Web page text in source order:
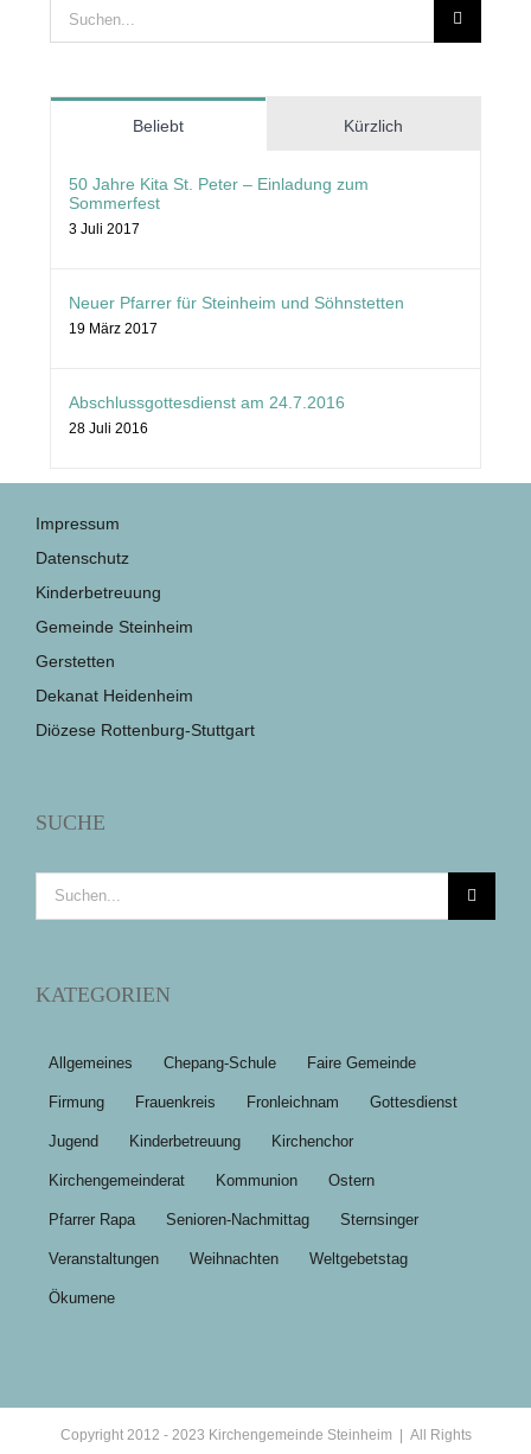
Suche
nach:
Beliebt Kürzlich
50 Jahre Kita St. Peter – Einladung zum
Sommerfest
3 Juli 2017
Neuer Pfarrer für Steinheim und Söhnstetten
19 März 2017
Abschlussgottesdienst am 24.7.2016
28 Juli 2016
Impressum
Datenschutz
Kinderbetreuung
Gemeinde Steinheim
Gerstetten
Dekanat Heidenheim
Diözese Rottenburg-Stuttgart
SUCHE
Suche
nach:
KATEGORIEN
Allgemeines Chepang-Schule Faire Gemeinde
Firmung Frauenkreis Fronleichnam Gottesdienst
Jugend Kinderbetreuung Kirchenchor
Kirchengemeinderat Kommunion Ostern
Pfarrer Rapa Senioren-Nachmittag Sternsinger
Veranstaltungen Weihnachten Weltgebetstag
Ökumene
Copyright 2012 - 2023 Kirchengemeinde Steinheim | All Rights